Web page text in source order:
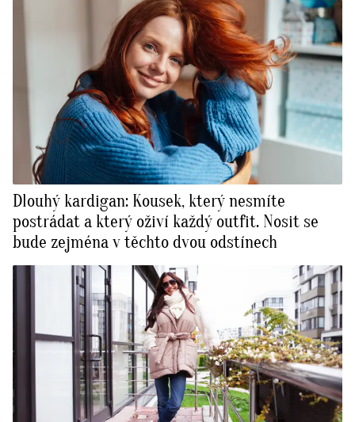
Dlouhý kardigan: Kousek, který nesmíte
postrádat a který oživí každý outfit. Nosit se
bude zejména v těchto dvou odstínech